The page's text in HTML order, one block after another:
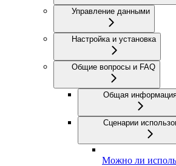
Управление данными
Настройка и установка
Общие вопросы и FAQ
Общая
Сценарии
Можно ли